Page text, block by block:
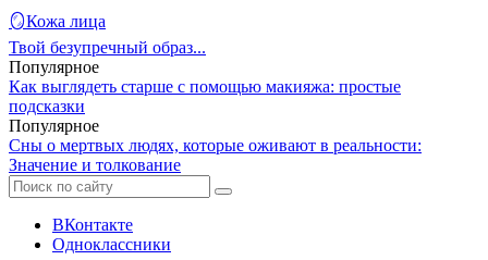
🪞Кожа лица
Твой безупречный образ...
Популярное
Как выглядеть старше с помощью макияжа: простые
подсказки
Популярное
Сны о мертвых людях, которые оживают в реальности:
Значение и толкование
ВКонтакте
Одноклассники